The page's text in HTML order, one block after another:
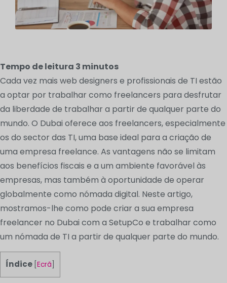
Tempo de leitura 3 minutos
Cada vez mais web designers e profissionais de TI estão
a optar por trabalhar como freelancers para desfrutar
da liberdade de trabalhar a partir de qualquer parte do
mundo. O Dubai oferece aos freelancers, especialmente
os do sector das TI, uma base ideal para a criação de
uma empresa freelance. As vantagens não se limitam
aos benefícios fiscais e a um ambiente favorável às
empresas, mas também à oportunidade de operar
globalmente como nómada digital. Neste artigo,
mostramos-lhe como pode criar a sua empresa
freelancer no Dubai com a SetupCo e trabalhar como
um nómada de TI a partir de qualquer parte do mundo.
Índice Ecrã